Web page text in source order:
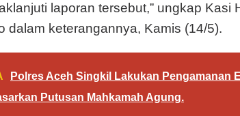
laporan tersebut,” ungkap Kasi
dalam keterangannya, Kamis (14/5).
Polres Aceh Singkil Lakukan Pengamanan
Putusan Mahkamah Agung.